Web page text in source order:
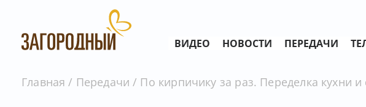
ВИДЕО НОВОСТИ ПЕРЕДАЧИ
Главная Передачи По кирпичику за раз. Переделка кухни